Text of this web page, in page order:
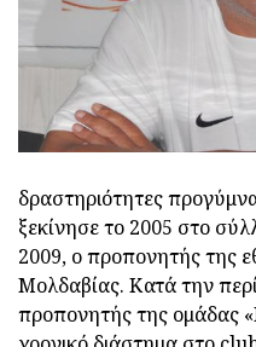
δραστηριότητες
ξεκίνησε το 2005 στο
2009, ο προπονητής της
Μολδαβίας. Κατά την
προπονητής της ομάδας